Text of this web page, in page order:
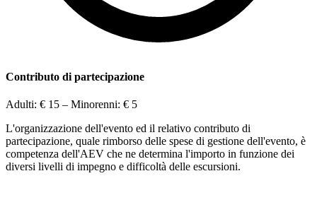
Contributo di partecipazione
Adulti: € 15 – Minorenni: € 5
L'organizzazione dell'evento ed il relativo contributo di
partecipazione, quale rimborso delle spese di gestione dell'evento, è
competenza dell'AEV che ne determina l'importo in funzione dei
diversi livelli di impegno e difficoltà delle escursioni.